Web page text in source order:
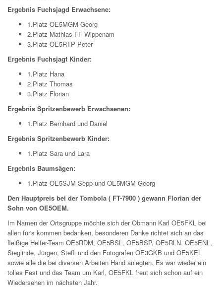
Ergebnis Fuchsjagd Erwachsene:
1.Platz OE5MGM Georg
2.Platz Mathias FF Wippenam
3.Platz OE5RTP Peter
Ergebnis Fuchsjagt Kinder:
1.Platz Hana
2.Platz Thomas
3.Platz Florian
Ergebnis Spritzenbewerb Erwachsenen:
1.Platz Bernhard und Daniel
Ergebnis Spritzenbewerb Kinder:
1.Platz Sara und Lara
Ergebnis Baumsägen:
1.Platz OE5SJM Sepp und OE5MGM Georg
Den Hauptpreis bei der Tombola ( FT-7900 ) gewann Florian der
Sohn von OE5OEM.
Im Namen der Ortsgruppe möchte sich der Obmann Karl OE5FKL bei
allen für's kommen bedanken, besonderen Danke richtet sich an das
fleißige Helfer-Team OE5RDM, OE5BSL, OE5BSP, OE5RLN, OE5ENL,
Sieglinde, Jürgen, Steffi und den Fotografen OE3GKB und OE5KEL
sowie alle die bei diversen Arbeiten Hand anlegten. Es war wieder ein
tolles Fest und das Team um Karl, OE5FKL freut sich schon auf ein
Wiedersehen im nächsten Jahr.